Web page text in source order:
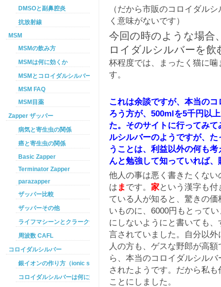
（だから市販のコロイダル
く意味がないです）
今回の時のような場合
ロイダルシルバーを
杯程度では、まったく猫に
す。
これは余談ですが、本当の
ろう方が、500mlを5千円以
た。そのサイトに行ってみ
ルシルバーのようですが、
うことは、利益以外の何も
んと勉強して知っていれば
他人の事は悪く書きたくな
は ま です。 家という漢字も
ている人が知ると、驚きの
いものに、6000円もとって
にしないようにと書いても
言されていました。自分以
人の方も、ゲスな野郎が高
ら、本当のコロイダルシル
されたようです。だから私
ことにしました。
DMSOと副鼻腔炎
抗放射線
MSM
MSMの飲み方
MSMは何に効くか
MSMとコロイダルシルバーを使った癌プロトコル
MSM FAQ
MSM目薬
Zapper ザッパー
病気と寄生虫の関係
癌と寄生虫の関係
Basic Zapper
Terminator Zapper
parazapper
ザッパー比較
ザッパーその他
ライフマシーンとクラークザッパーの違い
周波数 CAFL
コロイダルシルバー
銀イオンの作り方（ionic silver ）
コロイダルシルバーは何に効くのか